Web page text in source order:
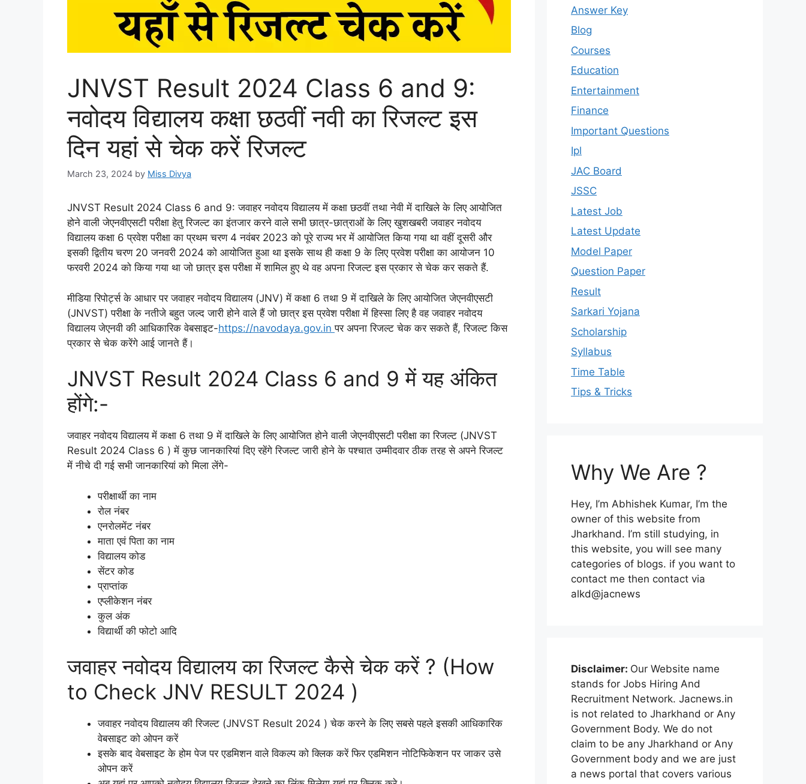
JNVST Result 2024 Class 6 and 9:
नवोदय विद्यालय कक्षा छठवीं नवी का रिजल्ट इस
दिन यहां से चेक करें रिजल्ट
March 23, 2024 by Miss Divya
JNVST Result 2024 Class 6 and 9: जवाहर नवोदय विद्यालय में कक्षा छठवीं तथा नेवी में दाखिले के लिए आयोजित
होने वाली जेएनवीएसटी परीक्षा हेतु रिजल्ट का इंतजार करने वाले सभी छात्र-छात्राओं के लिए खुशखबरी जवाहर नवोदय
विद्यालय कक्षा 6 प्रवेश परीक्षा का प्रथम चरण 4 नवंबर 2023 को पूरे राज्य भर में आयोजित किया गया था वहीं दूसरी और
इसकी द्वितीय चरण 20 जनवरी 2024 को आयोजित हुआ था इसके साथ ही कक्षा 9 के लिए प्रवेश परीक्षा का आयोजन 10
फरवरी 2024 को किया गया था जो छात्र इस परीक्षा में शामिल हुए थे वह अपना रिजल्ट इस प्रकार से चेक कर सकते हैं.
मीडिया रिपोर्ट्स के आधार पर जवाहर नवोदय विद्यालय (JNV) में कक्षा 6 तथा 9 में दाखिले के लिए आयोजित जेएनवीएसटी
(JNVST) परीक्षा के नतीजे बहुत जल्द जारी होने वाले हैं जो छात्र इस प्रवेश परीक्षा में हिस्सा लिए है वह जवाहर नवोदय
विद्यालय जेएनवी की आधिकारिक वेबसाइट-https://navodaya.gov.inपर अपना रिजल्ट चेक कर सकते हैं, रिजल्ट किस
प्रकार से चेक करेंगे आई जानते हैं।
JNVST Result 2024 Class 6 and 9 में यह अंकित
होंगे:-
जवाहर नवोदय विद्यालय में कक्षा 6 तथा 9 में दाखिले के लिए आयोजित होने वाली जेएनवीएसटी परीक्षा का रिजल्ट (JNVST
Result 2024 Class 6 ) में कुछ जानकारियां दिए रहेंगे रिजल्ट जारी होने के पश्चात उम्मीदवार ठीक तरह से अपने रिजल्ट
में नीचे दी गई सभी जानकारियां को मिला लेंगे-
परीक्षार्थी का नाम
रोल नंबर
एनरोलमेंट नंबर
माता एवं पिता का नाम
विद्यालय कोड
सेंटर कोड
प्राप्तांक
एप्लीकेशन नंबर
कुल अंक
विद्यार्थी की फोटो आदि
जवाहर नवोदय विद्यालय का रिजल्ट कैसे चेक करें ? (How
to Check JNV RESULT 2024 )
जवाहर नवोदय विद्यालय की रिजल्ट (JNVST Result 2024 ) चेक करने के लिए सबसे पहले इसकी आधिकारिक
वेबसाइट को ओपन करें
इसके बाद वेबसाइट के होम पेज पर एडमिशन वाले विकल्प को क्लिक करें फिर एडमिशन नोटिफिकेशन पर जाकर उसे
ओपन करें
Answer Key
Blog
Courses
Education
Entertainment
Finance
Important Questions
Ipl
JAC Board
JSSC
Latest Job
Latest Update
Model Paper
Question Paper
Result
Sarkari Yojana
Scholarship
Syllabus
Time Table
Tips & Tricks
Why We Are ?
Hey, I’m Abhishek Kumar, I’m the
owner of this website from
Jharkhand. I’m still studying, in
this website, you will see many
categories of blogs. if you want to
contact me then contact via
alkd@jacnews
Disclaimer: Our Website name
stands for Jobs Hiring And
Recruitment Network. Jacnews.in
is not related to Jharkhand or Any
Government Body. We do not
claim to be any Jharkhand or Any
Government body and we are just
a news portal that covers various